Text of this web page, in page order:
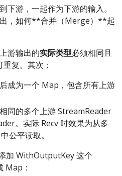
下游，一起作为下游的输入。
，如何**合并（Merge）**起
游输出的实际类型必须相同且
复。其次：
成为一个 Map，包含所有上游
同的多个上游 StreamReader
。实际 Recv 时效果为从多
公平读取。
加 WithOutputKey 这个
Map：